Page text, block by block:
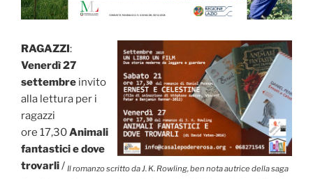
RAGAZZI:
Venerdì 27
settembre invito
alla lettura per i
ragazzi
ore 17,30Animali
fantastici e dove
trovarli/ Il romanzo scritto da J. K. Rowling, ben nota autrice della saga